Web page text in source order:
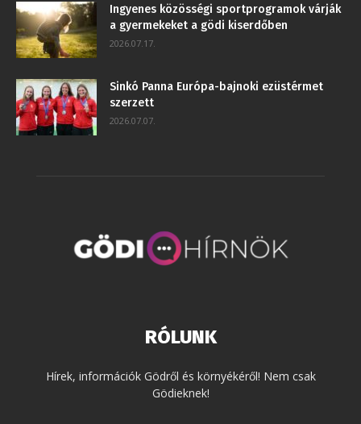
Ingyenes közösségi sportprogramok várják
a gyermekeket a gödi kiserdőben
2026.07.17.
Sinkó Panna Európa-bajnoki ezüstérmet
szerzett
2026.07.07.
RÓLUNK
Hírek, információk Gödről és környékéről! Nem csak
Gödieknek!